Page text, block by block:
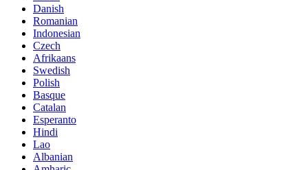
Danish
Romanian
Indonesian
Czech
Afrikaans
Swedish
Polish
Basque
Catalan
Esperanto
Hindi
Lao
Albanian